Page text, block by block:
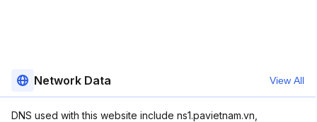
Network Data View All
DNS used with this website include ns1.pavietnam.vn,